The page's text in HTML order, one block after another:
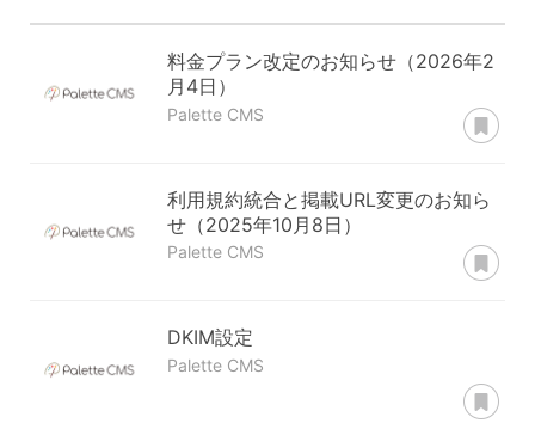
料金プラン改定のお知らせ（2026年2
月4日）
Palette CMS
利用規約統合と掲載URL変更のお知ら
せ（2025年10月8日）
Palette CMS
DKIM設定
Palette CMS